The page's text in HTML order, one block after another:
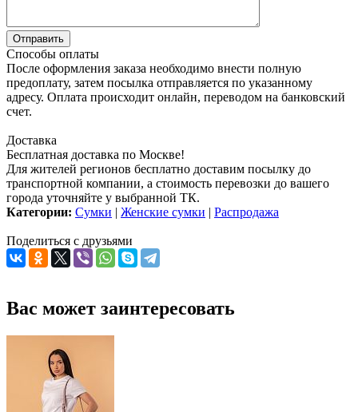
Способы оплаты
После оформления заказа необходимо внести полную
предоплату, затем посылка отправляется по указанному
адресу. Оплата происходит онлайн, переводом на банковский
счет.
Доставка
Бесплатная доставка по Москве!
Для жителей регионов бесплатно доставим посылку до
транспортной компании, а стоимость перевозки до вашего
города уточняйте у выбранной ТК.
Категории: Сумки | Женские сумки | Распродажа
Поделиться с друзьями
Вас может заинтересовать